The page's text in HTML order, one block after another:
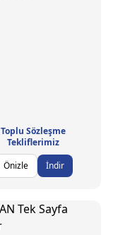
Toplu Sözleşme
Tekliflerimiz
Önizle
İndir